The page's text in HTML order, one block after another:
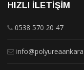
HIZLI İLETIŞIM
0538 570 20 47